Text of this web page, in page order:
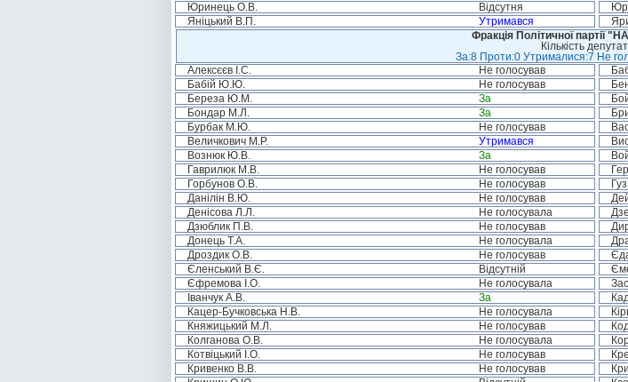
Юринець О.В.
Відсутня
Яніцький В.П.
Утримався
Фракція Політичної
Кількість
За:8 Проти:0 Утрималися:7 Не
Алексєєв І.С.
Не голосував
Бабій Ю.Ю.
Не голосував
Береза Ю.М.
За
Бондар М.Л.
За
Бурбак М.Ю.
Не голосував
Величкович М.Р.
Утримався
Вознюк Ю.В.
За
Гаврилюк М.В.
Не голосував
Горбунов О.В.
Не голосував
Данілін В.Ю.
Не голосував
Денісова Л.Л.
Не голосувала
Дзюблик П.В.
Не голосував
Донець Т.А.
Не голосувала
Дроздик О.В.
Не голосував
Єленський В.Є.
Відсутній
Єфремова І.О.
Не голосувала
Іванчук А.В.
За
Кацер-Бучковська Н.В.
Не голосувала
Княжицький М.Л.
Не голосував
Колганова О.В.
Не голосувала
Котвіцький І.О.
Не голосував
Кривенко В.В.
Не голосував